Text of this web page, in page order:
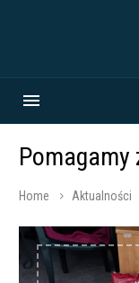
Home Aktualności